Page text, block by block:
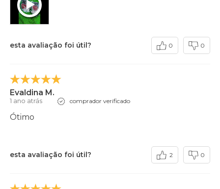
esta avaliação foi útil? 0 0
Evaldina M.
1 ano atrás comprador verificado
Ótimo
esta avaliação foi útil? 2 0